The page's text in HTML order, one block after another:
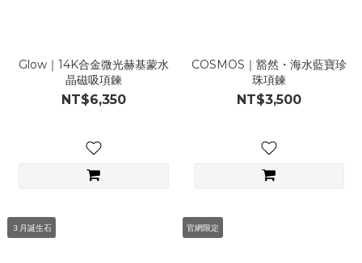
Glow｜14K合金微光赫基蒙水
晶磁吸項鍊
NT$6,350
COSMOS｜豁然・海水藍寶珍
珠項鍊
NT$3,500
３月誕生石 官網限定